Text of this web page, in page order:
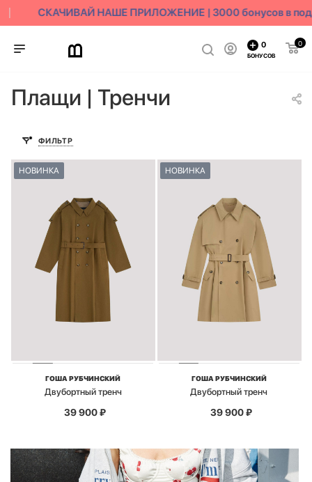
СКАЧИВАЙ НАШЕ ПРИЛОЖЕНИЕ | 3000 бонусов в
0
0
БОНУСОВ
Плащи | Тренчи
ФИЛЬТР
НОВИНКА
ГОША РУБЧИНСКИЙ
Двубортный тренч
39 900₽
НОВИНКА
ГОША РУБЧИНСКИЙ
Двубортный тренч
39 900₽